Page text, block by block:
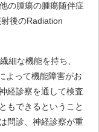
の腫瘍の腫瘍随伴症
後のRadiation
細な機能を持ち、
よって機能障害がお
経診察を通して検査
もできるということ
問診、神経診察が重